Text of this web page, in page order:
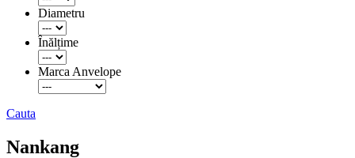
Diametru
Înălțime
Marca Anvelope
Cauta
Nankang